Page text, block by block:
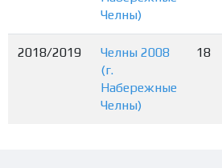
Челны)
2018/2019
Челны 2008
(г.
Набережные
Челны)
18